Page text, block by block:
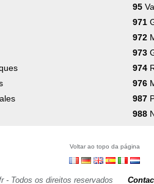
95
971
972
973
974
976
987
988
Voltar ao topo da página
- Todos os direitos reservados